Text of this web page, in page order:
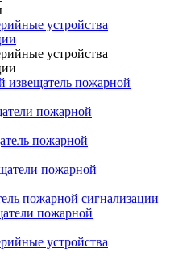
устройства
устройства
извещатель пожарной
пожарной
пожарной
пожарной
пожарной сигнализации
пожарной
устройства